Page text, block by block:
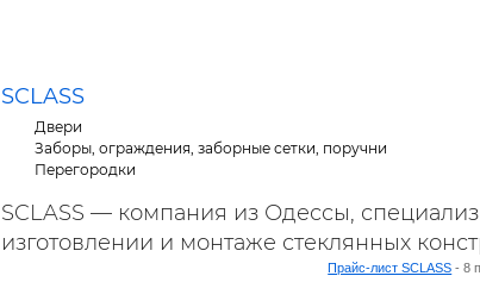
SCLASS
Двери
Заборы, ограждения, заборные сетки, поручни
Перегородки
SCLASS — компания из Одессы,
изготовлении и монтаже стеклянных
Прайс-лист SCLASS - 8